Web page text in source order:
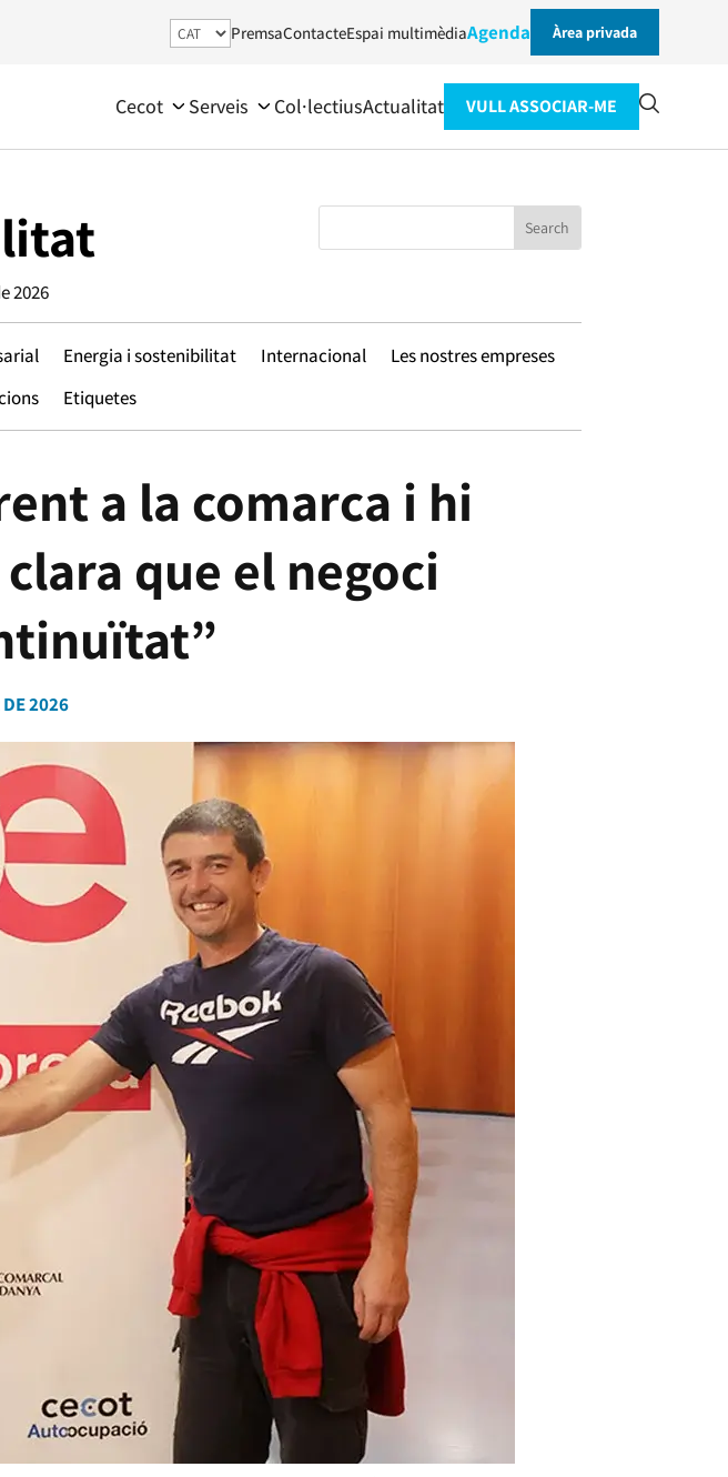
PremsaContacteEspai multimèdiaAgenda Àrea privada
Cecot Serveis Col·lectiusActualitat VULL ASSOCIAR-ME
2026
Energia i sostenibilitat Internacional
Les nostres empreses
Etiquetes
a la comarca i hi
que el negoci
DE 2026